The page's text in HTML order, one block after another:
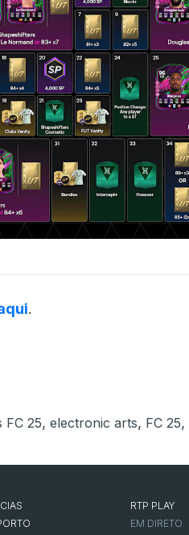
.
FC 25, electronic arts, FC 25,
RTP PLAY
EM DIRETO